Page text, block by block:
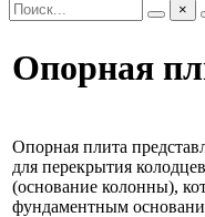
×
Опорная
Опорная плита
для перекрытия
(основание колонны),
фундаментным